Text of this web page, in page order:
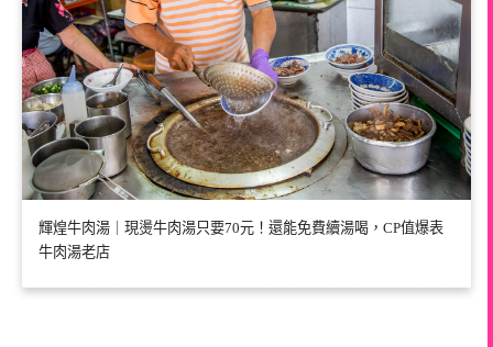
輝煌牛肉湯｜現燙牛肉湯只要70元！還能免費續湯喝，CP值爆表
牛肉湯老店